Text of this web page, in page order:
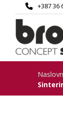
+387 36